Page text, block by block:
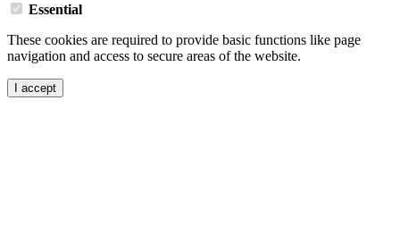
Essential
These cookies are required to provide basic functions like page
navigation and access to secure areas of the website.
I accept